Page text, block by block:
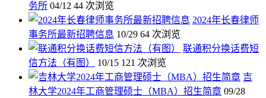
务所 04/12 44 次浏览
2024年长春律师
事务所最新招聘信息 10/29 64 次浏览
联通积分换话费短
信方法（有图）
10/15 121 次浏览
吉
林大学2024年工商管理硕士（MBA）招生简章 09/28